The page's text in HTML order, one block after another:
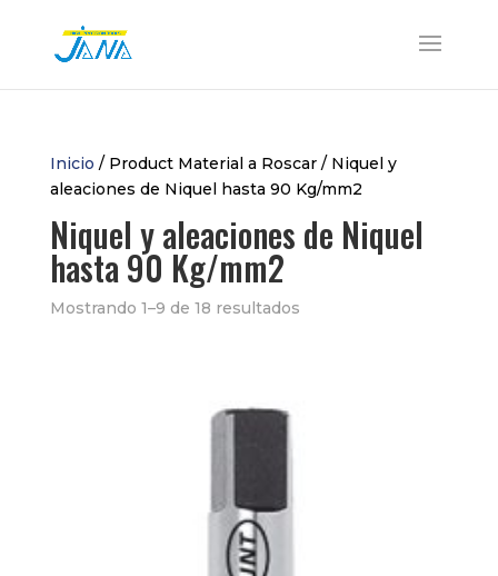
Inicio / Product Material a Roscar / Niquel y
aleaciones de Niquel hasta 90 Kg/mm2
Niquel y aleaciones de Niquel
hasta 90 Kg/mm2
Mostrando 1–9 de 18 resultados